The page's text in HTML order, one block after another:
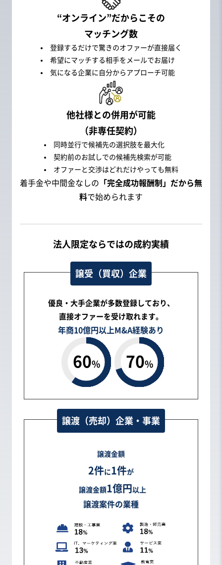
“オンライン”だからこその
マッチング数
登録するだけで驚きのオファーが直接届く
希望にマッチする相手をメールでお届け
気になる企業に自分からアプローチ可能
他社様との併用が可能
（非専任契約）
同時並行で候補先の選択肢を最大化
契約前のお試しでの候補先検索が可能
オファーと交渉はどれだけやっても無料
着手金や中間金なしの 「完全成功報酬制」だから無
料で始められます
法人限定ならではの成約実績
譲受（買収）企業
優良・大手企業が多数登録しており、
直接オファーを受け取れます。
年商10億円以上
60%
M&A経験あり
70%
譲渡（売却）企業・事業
譲渡金額
2件に 1件が
譲渡金額1億円 以上
譲渡案件の業種